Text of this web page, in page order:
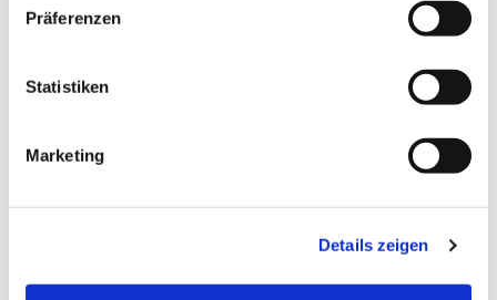
Präferenzen
Statistiken
Marketing
Details zeigen